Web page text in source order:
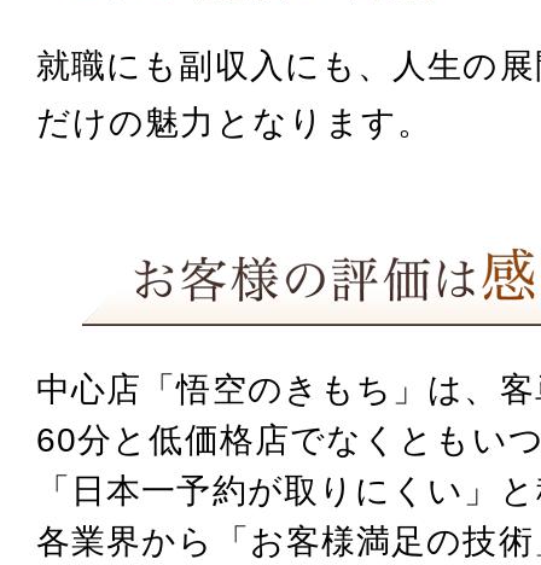
就職にも副収入にも、人生の
だけの魅力となります。
中心店「悟空のきもち」は、
60分と低価格店でなくとも い
「日本一予約が取りにくい」
各業界から「お客様満足の技